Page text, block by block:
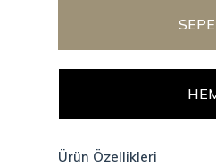
Ürün Özellikleri